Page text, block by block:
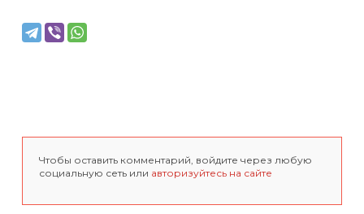
Чтобы оставить комментарий, войдите через любую
социальную сеть или авторизуйтесь на сайте